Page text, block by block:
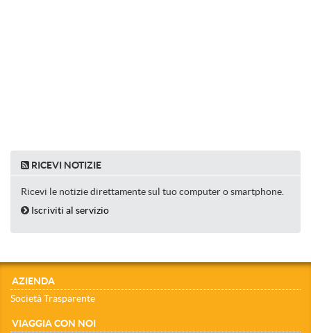
RICEVI NOTIZIE
Ricevi le notizie direttamente sul tuo computer o smartphone.
Iscriviti al servizio
AZIENDA
Società Trasparente
VIAGGIA CON NOI